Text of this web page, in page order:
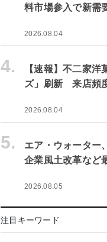
料市場参入で新需
2026.08.04
4.
【速報】不二家
ズ」刷新 来店頻
2026.08.04
5.
エア・ウォーター
企業風土改革など
2026.08.05
注目キーワード